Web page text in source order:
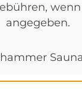
angegeben.